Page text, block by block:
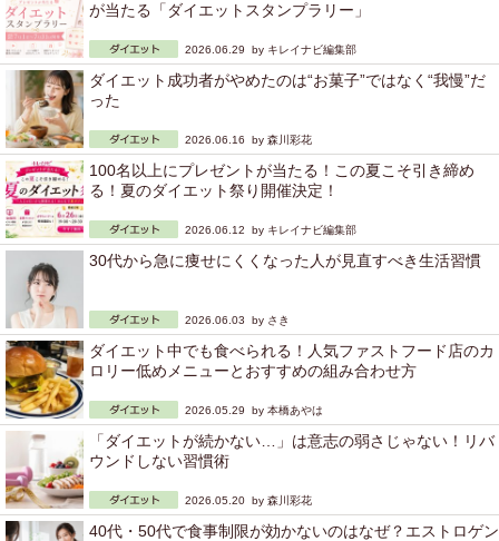
が当たる「ダイエットスタンプラリー」
2026.06.29 by キレイナビ編集部
ダイエット成功者がやめたのは“お菓子”ではなく“我慢”だ
った
2026.06.16 by 森川彩花
100名以上にプレゼントが当たる！この夏こそ引き締め
る！夏のダイエット祭り開催決定！
2026.06.12 by キレイナビ編集部
30代から急に痩せにくくなった人が見直すべき生活習慣
2026.06.03 by さき
ダイエット中でも食べられる！人気ファストフード店のカ
ロリー低めメニューとおすすめの組み合わせ方
2026.05.29 by 本橋あやは
「ダイエットが続かない…」は意志の弱さじゃない！リバ
ウンドしない習慣術
2026.05.20 by 森川彩花
40代・50代で食事制限が効かないのはなぜ？エストロゲン